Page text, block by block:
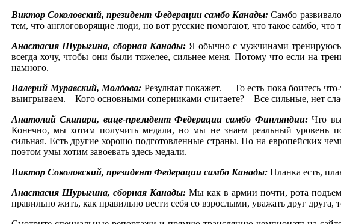
Виктор Соколовский, президент Федерации самбо Канады:Самбо
тем, что англоговорящие люди, но вот русские помогают, что такое самбо, что
Анастасия Шурыгина, сборная Канады: Я обычно с мужчинами
всегда хочу, чтобы они были тяжелее, сильнее меня. Потому что если на
намного.
Валерий Муравский, Молдова: Результат покажет. – То есть пока боитесь
выигрываем. – Кого основными соперниками считаете? – Все сильные, нет
Анатолий Скипари, вице-президент Федерации самбо Финляндии:Что вы
Конечно, мы хотим получить медали, но мы не знаем реальный уровень
сильная. Есть другие хорошо подготовленные страны. Но на европейских
поэтом умы хотим завоевать здесь медали.
Виктор Соколовский, президент Федерации самбо Канады: Планка есть,
Анастасия Шурыгина, сборная Канады:Мы как в армии почти, рота
правильно жить, как правильно вести себя со взрослыми, уважать друг друга,